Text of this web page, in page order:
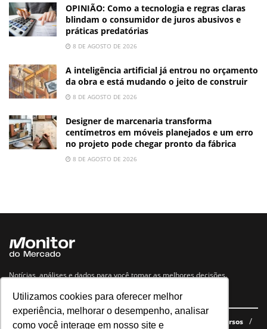
Utilizamos cookies para oferecer melhor
experiência, melhorar o desempenho, analisar
como você interage em nosso site e
OPINIÃO: Como a tecnologia e regras claras
blindam o consumidor de juros abusivos e
práticas predatórias
8 DE AGOSTO DE 2026
A inteligência artificial já entrou no orçamento
da obra e está mudando o jeito de construir
8 DE AGOSTO DE 2026
Designer de marcenaria transforma
centímetros em móveis planejados e um erro
no projeto pode chegar pronto da fábrica
8 DE AGOSTO DE 2026
Notícias, análises e dados para você tomar as melhores decisões.
Navegue no site
Últimas notícias Quem somos E-books gratuitos Cursos